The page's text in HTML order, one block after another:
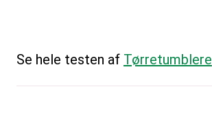
Se hele testen af Tørretumblere